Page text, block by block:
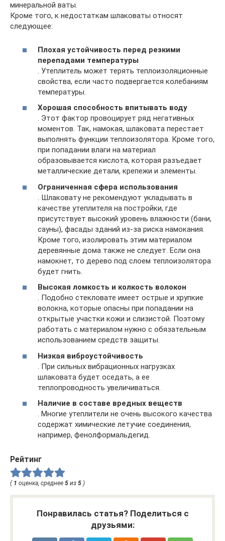
минеральной ваты.
Кроме того, к недостаткам шлаковаты относят
следующее:
Плохая устойчивость перед резкими
перепадами температуры
. Утеплитель может терять теплоизоляционные
свойства, если часто подвергается колебаниям
температуры.
Хорошая способность впитывать воду
. Этот фактор провоцирует ряд негативных
моментов. Так, намокая, шлаковата перестает
выполнять функции теплоизолятора. Кроме того,
при попадании влаги на материал
образовывается кислота, которая разъедает
металлические детали, крепежи и элементы.
Ограниченная сфера использования
. Шлаковату не рекомендуют укладывать в
качестве утеплителя на постройки, где
присутствует высокий уровень влажности (бани,
сауны), фасады зданий из-за риска намокания.
Кроме того, изолировать этим материалом
деревянные дома также не следует. Если она
намокнет, то дерево под слоем теплоизолятора
будет гнить.
Высокая ломкость и колкость волокон
. Подобно стекловате имеет острые и хрупкие
волокна, которые опасны при попадании на
открытые участки кожи и слизистой. Поэтому
работать с материалом нужно с обязательным
использованием средств защиты.
Низкая виброустойчивость
. При сильных вибрационных нагрузках
шлаковата будет оседать, а ее
теплопроводность увеличиваться.
Наличие в составе вредных веществ
. Многие утеплители не очень высокого качества
содержат химические летучие соединения,
например, фенолформальдегид.
Рейтинг
( 1 оценка, среднее 5 из 5 )
Понравилась статья? Поделиться с
друзьями: